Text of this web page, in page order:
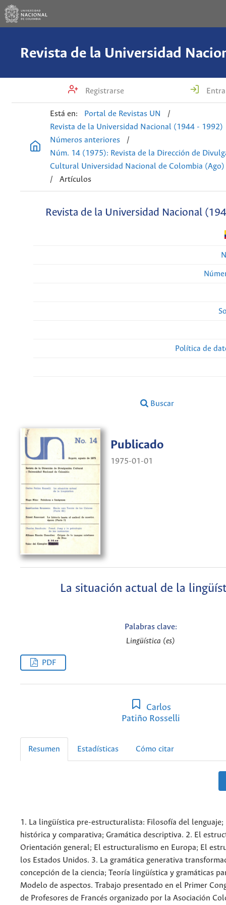
Registrarse
Está en: Portal de Revistas UN
/
Revista de la Universidad Nacional (1944 - 1992)
Números anteriores
/
Núm. 14 (1975): Revista de la Dirección de
Cultural Universidad Nacional de Colombia (Ago)
/
Artículos
Revista de la Universidad Nacional
Política de
Buscar
Publicado
1975-01-01
La situación actual de la
Palabras clave:
Lingüística (es)
PDF
Carlos
Patiño Rosselli
Resumen Estadísticas Cómo citar
1. La lingüística pre-estructuralista: Filosofía del lenguaje;
histórica y comparativa; Gramática descriptiva. 2. El
Orientación general; El estructuralismo en Europa; El
los Estados Unidos. 3. La gramática generativa
concepción de la ciencia; Teoría lingüística y gramáticas
Modelo de aspectos. Trabajo presentado en el Primer
de Profesores de Francés organizado por la Asociación